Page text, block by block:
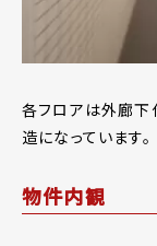
各フロアは外廊下
造になっています。
物件内観